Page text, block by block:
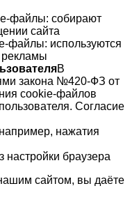
файлы: собирают
сайта
файлы: используются
рекламы
В
закона №420-ФЗ от
cookie-файлов
Согласие
нажатия
настройки браузера
сайтом, вы даёте